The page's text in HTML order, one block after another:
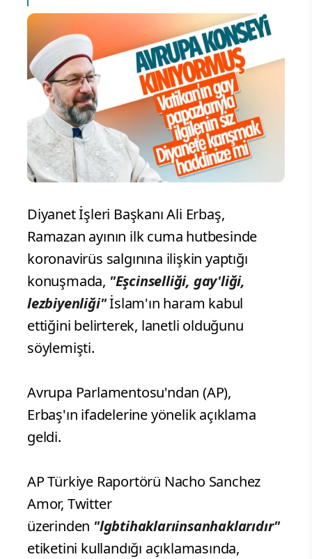
Diyanet İşleri Başkanı Ali Erbaş,
Ramazan ayının ilk cuma hutbesinde
koronavirüs salgınına ilişkin yaptığı
konuşmada, "Eşcinselliği, gay'liği,
lezbiyenliği"İslam'ın haram kabul
ettiğini belirterek, lanetli olduğunu
söylemişti.
Avrupa Parlamentosu'ndan (AP),
Erbaş'ın ifadelerine yönelik açıklama
geldi.
AP Türkiye Raportörü Nacho Sanchez
Amor, Twitter
üzerinden "lgbtihaklarıinsanhaklarıdır"
etiketini kullandığı açıklamasında,